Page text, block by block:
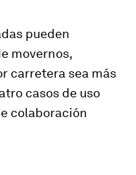
pueden
movernos,
carretera sea más
casos de uso
colaboración